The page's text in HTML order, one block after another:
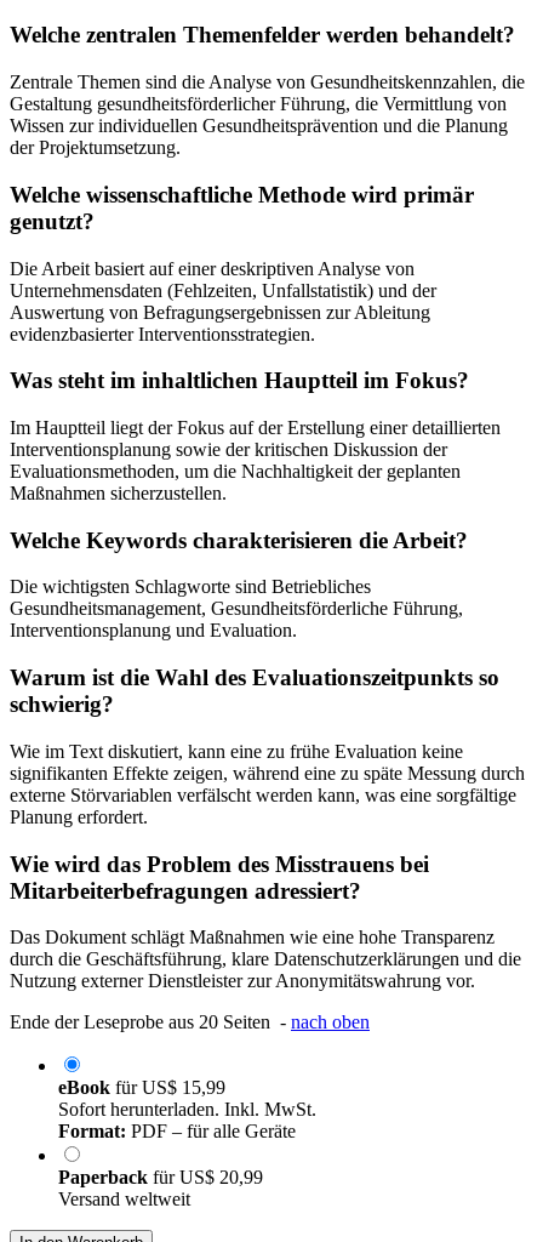
Welche zentralen Themenfelder werden behandelt?
Zentrale Themen sind die Analyse von Gesundheitskennzahlen, die
Gestaltung gesundheitsförderlicher Führung, die Vermittlung von
Wissen zur individuellen Gesundheitsprävention und die Planung
der Projektumsetzung.
Welche wissenschaftliche Methode wird primär
genutzt?
Die Arbeit basiert auf einer deskriptiven Analyse von
Unternehmensdaten (Fehlzeiten, Unfallstatistik) und der
Auswertung von Befragungsergebnissen zur Ableitung
evidenzbasierter Interventionsstrategien.
Was steht im inhaltlichen Hauptteil im Fokus?
Im Hauptteil liegt der Fokus auf der Erstellung einer detaillierten
Interventionsplanung sowie der kritischen Diskussion der
Evaluationsmethoden, um die Nachhaltigkeit der geplanten
Maßnahmen sicherzustellen.
Welche Keywords charakterisieren die Arbeit?
Die wichtigsten Schlagworte sind Betriebliches
Gesundheitsmanagement, Gesundheitsförderliche Führung,
Interventionsplanung und Evaluation.
Warum ist die Wahl des Evaluationszeitpunkts so
schwierig?
Wie im Text diskutiert, kann eine zu frühe Evaluation keine
signifikanten Effekte zeigen, während eine zu späte Messung durch
externe Störvariablen verfälscht werden kann, was eine sorgfältige
Planung erfordert.
Wie wird das Problem des Misstrauens bei
Mitarbeiterbefragungen adressiert?
Das Dokument schlägt Maßnahmen wie eine hohe Transparenz
durch die Geschäftsführung, klare Datenschutzerklärungen und die
Nutzung externer Dienstleister zur Anonymitätswahrung vor.
Ende der Leseprobe aus 20 Seiten - nach oben
eBook fürUS$ 15,99
Sofort herunterladen. Inkl. MwSt.
Format: PDF – für alle Geräte
Paperback fürUS$ 20,99
Versand weltweit